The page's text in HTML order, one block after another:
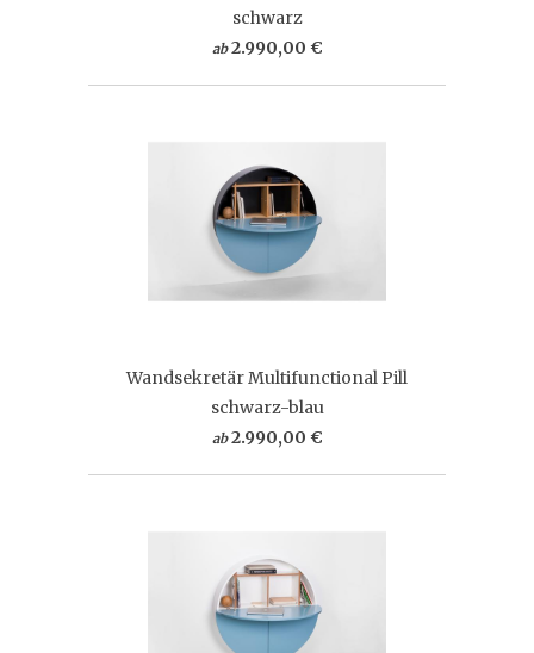
schwarz
ab 2.990,00 €
Wandsekretär Multifunctional Pill
schwarz-blau
ab 2.990,00 €